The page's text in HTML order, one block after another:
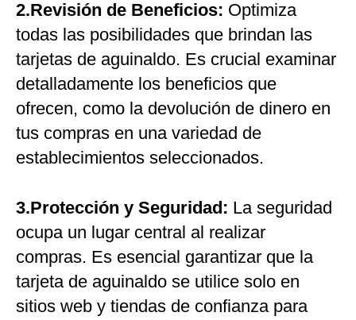
2.Revisión de Beneficios: Optimiza
todas las posibilidades que brindan las
tarjetas de aguinaldo. Es crucial examinar
detalladamente los beneficios que
ofrecen, como la devolución de dinero en
tus compras en una variedad de
establecimientos seleccionados.
3.Protección y Seguridad: La seguridad
ocupa un lugar central al realizar
compras. Es esencial garantizar que la
tarjeta de aguinaldo se utilice solo en
sitios web y tiendas de confianza para